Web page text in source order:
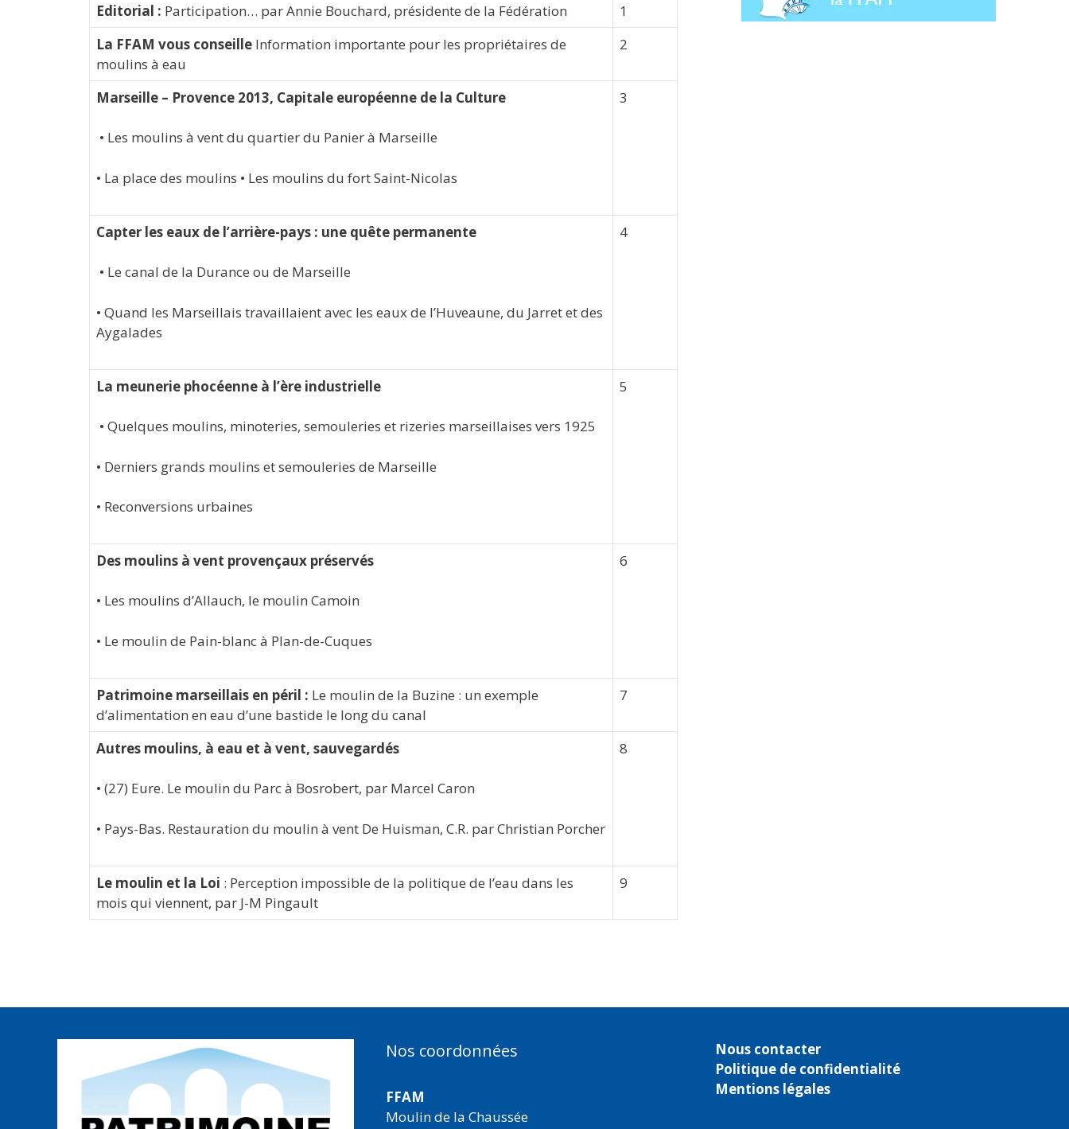
Editorial : Participation… par Annie Bouchard, présidente de la Fédération
1
La FFAM vous conseille Information importante pour les propriétaires de
moulins à eau
2
Marseille – Provence 2013, Capitale européenne de la Culture
• Les moulins à vent du quartier du Panier à Marseille
• La place des moulins • Les moulins du fort Saint-Nicolas
3
Capter les eaux de l’arrière-pays : une quête permanente
• Le canal de la Durance ou de Marseille
• Quand les Marseillais travaillaient avec les eaux de l’Huveaune, du Jarret et des
Aygalades
4
La meunerie phocéenne à l’ère industrielle
• Quelques moulins, minoteries, semouleries et rizeries marseillaises vers 1925
• Derniers grands moulins et semouleries de Marseille
• Reconversions urbaines
5
Des moulins à vent provençaux préservés
• Les moulins d’Allauch, le moulin Camoin
• Le moulin de Pain-blanc à Plan-de-Cuques
6
Patrimoine marseillais en péril : Le moulin de la Buzine : un exemple
d’alimentation en eau d’une bastide le long du canal
7
Autres moulins, à eau et à vent, sauvegardés
• (27) Eure. Le moulin du Parc à Bosrobert, par Marcel Caron
• Pays-Bas. Restauration du moulin à vent De Huisman, C.R. par Christian Porcher
8
Le moulin et la Loi : Perception impossible de la politique de l’eau dans les
mois qui viennent, par J-M Pingault
9
Nos coordonnées
FFAM
Moulin de la Chaussée
Nous contacter
Politique de confidentialité
Mentions légales